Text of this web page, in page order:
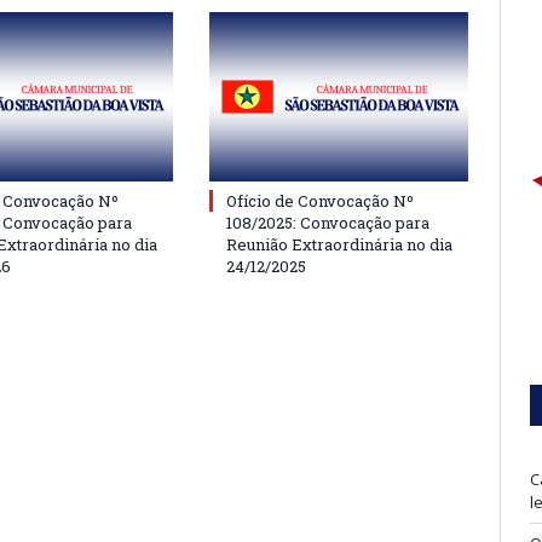
Nº
Convocação para
no dia
Ofício de Convocação Nº
108/2025: Convocação para
Reunião Extraordinária no dia
24/12/2025